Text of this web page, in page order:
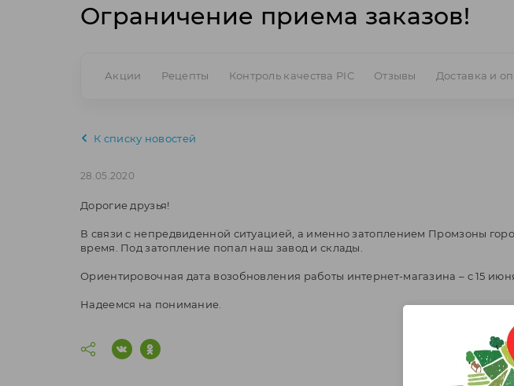
Ограничение приема заказов!
Акции Рецепты Контроль качества PIC Отзывы Доставка и
К списку новостей
28.05.2020
Дорогие друзья!
В связи с непредвиденной ситуацией, а именно затоплением Промзоны
время. Под затопление попал наш завод и склады.
Ориентировочная дата возобновления работы интернет-магазина – с 15
Надеемся на понимание.